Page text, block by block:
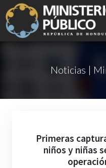
Noticias |
Primeras
niños y niñas